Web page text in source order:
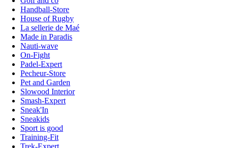
Handball-Store
House of Rugby
La sellerie de Maé
Made in Paradis
Nauti-wave
On-Fight
Padel-Expert
Pecheur-Store
Pet and Garden
Slowood Interior
Smash-Expert
Sneak'In
Sneakids
Sport is good
Training-Fit